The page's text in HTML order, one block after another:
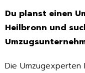
Du planst einen
Heilbronn und
Die Umzugexperten